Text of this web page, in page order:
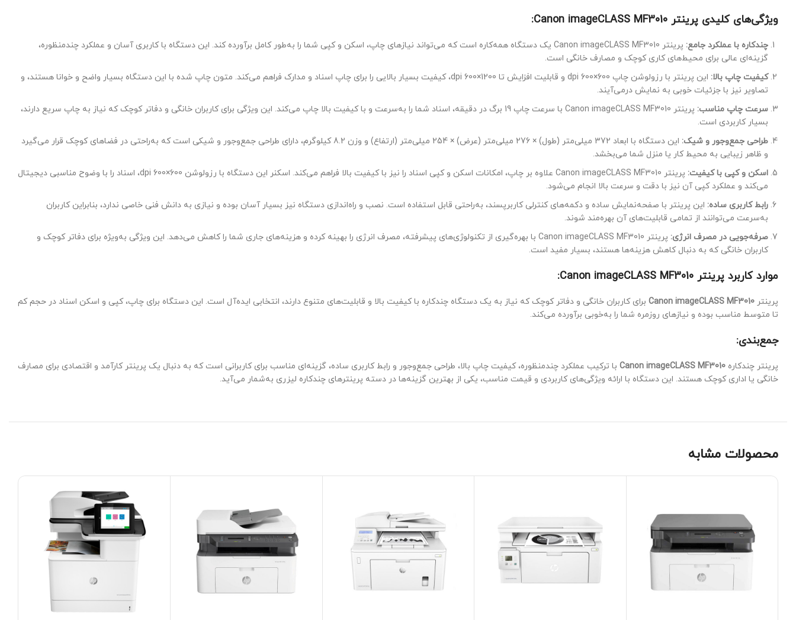
ویژگی‌های کلیدی پرینتر Canon imageCLASS MF3010:
چندکاره با عملکرد جامع:
پرینتر Canon imageCLASS MF3010 یک دستگاه همه‌کاره است که می‌تواند نیازهای چاپ، اسکن و کپی شما را به‌طور کامل برآورده کند. این دستگاه با کاربری آسان و عملکرد چندمنظوره،
گزینه‌ای عالی برای محیط‌های کاری کوچک و مصارف خانگی است.
کیفیت چاپ بالا:
این پرینتر با رزولوشن چاپ 600×600 dpi و قابلیت افزایش تا 1200×600 dpi، کیفیت بسیار بالایی را برای چاپ اسناد و مدارک فراهم می‌کند. متون چاپ شده با این دستگاه بسیار واضح و خوانا هستند، و
تصاویر نیز با جزئیات خوبی به نمایش درمی‌آیند.
سرعت چاپ مناسب:
پرینتر Canon imageCLASS MF3010 با سرعت چاپ 19 برگ در دقیقه، اسناد شما را به‌سرعت و با کیفیت بالا چاپ می‌کند. این ویژگی برای کاربران خانگی و دفاتر کوچک که نیاز به چاپ سریع دارند،
بسیار کاربردی است.
طراحی جمع‌وجور و شیک:
این دستگاه با ابعاد 372 میلی‌متر (طول) × 276 میلی‌متر (عرض) × 254 میلی‌متر (ارتفاع) و وزن 8.2 کیلوگرم، دارای طراحی جمع‌وجور و شیکی است که به‌راحتی در فضاهای کوچک قرار می‌گیرد
و ظاهر زیبایی به محیط کار یا منزل شما می‌بخشد.
اسکن و کپی با کیفیت:
پرینتر Canon imageCLASS MF3010 علاوه بر چاپ، امکانات اسکن و کپی اسناد را نیز با کیفیت بالا فراهم می‌کند. اسکنر این دستگاه با رزولوشن 600×600 dpi، اسناد را با وضوح مناسبی دیجیتال
می‌کند و عملکرد کپی آن نیز با دقت و سرعت بالا انجام می‌شود.
رابط کاربری ساده: این پرینتر با صفحه‌نمایش ساده و دکمه‌های کنترلی کاربرپسند، به‌راحتی قابل استفاده است. نصب و راه‌اندازی دستگاه نیز بسیار آسان بوده و نیازی به دانش فنی خاصی ندارد، بنابراین کاربران
به‌سرعت می‌توانند از تمامی قابلیت‌های آن بهره‌مند شوند.
صرفه‌جویی در مصرف انرژی:
پرینتر Canon imageCLASS MF3010 با بهره‌گیری از تکنولوژی‌های پیشرفته، مصرف انرژی را بهینه کرده و هزینه‌های جاری شما را کاهش می‌دهد. این ویژگی به‌ویژه برای دفاتر کوچک و
کاربران خانگی که به دنبال کاهش هزینه‌ها هستند، بسیار مفید است.
موارد کاربرد پرینتر Canon imageCLASS MF3010:
پرینتر Canon imageCLASS MF3010 برای کاربران خانگی و دفاتر کوچک که نیاز به یک دستگاه چندکاره با کیفیت بالا و قابلیت‌های متنوع دارند، انتخابی ایده‌آل است. این دستگاه برای چاپ، کپی و اسکن اسناد در حجم کم
تا متوسط مناسب بوده و نیازهای روزمره شما را به‌خوبی برآورده می‌کند.
جمع‌بندی:
پرینتر چندکاره Canon imageCLASS MF3010 با ترکیب عملکرد چندمنظوره، کیفیت چاپ بالا، طراحی جمع‌وجور و رابط کاربری ساده، گزینه‌ای مناسب برای کاربرانی است که به دنبال یک پرینتر کارآمد و اقتصادی برای مصارف
خانگی یا اداری کوچک هستند. این دستگاه با ارائه ویژگی‌های کاربردی و قیمت مناسب، یکی از بهترین گزینه‌ها در دسته پرینترهای چندکاره لیزری به‌شمار می‌آید.
محصولات مشابه